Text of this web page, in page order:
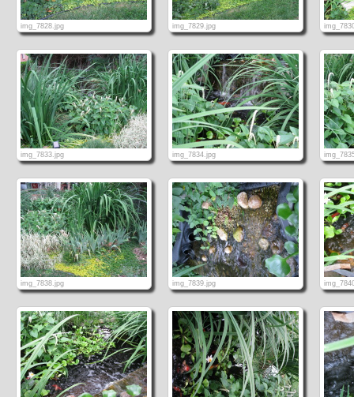
img_7828.jpg img_7829.jpg
img_7833.jpg img_7834.jpg
img_7838.jpg img_7839.jpg